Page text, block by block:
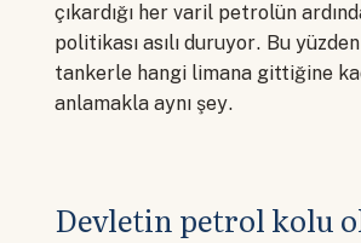
çıkardığı her varil petrolün
politikası asılı duruyor. Bu
tankerle hangi limana gittiğine
anlamakla aynı şey.
Devletin petrol kolu